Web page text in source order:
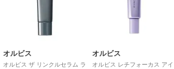
オルビス
オルビス ザ リンクルセラム ラ
オルビス
オルビス レチフォーカス アイ